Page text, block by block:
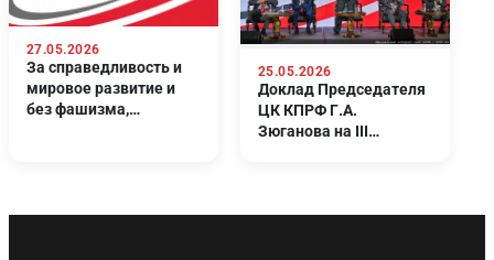
27.05.2026
За справедливость и
мировое развитие и
без фашизма,
25.05.2026
Доклад Председателя
ЦК КПРФ Г.А.
Зюганова на III
мая 2026 года